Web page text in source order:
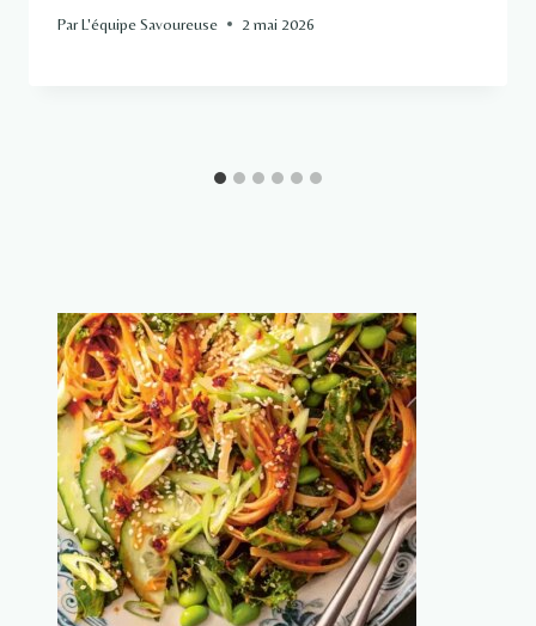
ParL'équipe Savoureuse 2 mai 2026